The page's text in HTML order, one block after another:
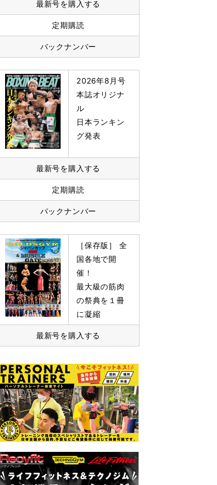
最新号を購入する
定期購読
バックナンバー
2026年8月号
本誌オリジナ
ル
日本ランキン
グ発表
最新号を購入する
定期購読
バックナンバー
［保存版］ 全
国各地で開
催！
最大級の筋肉
の祭典を１冊
に凝縮
最新号を購入する